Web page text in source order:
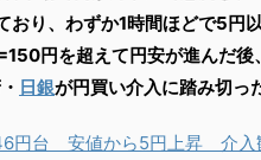
り、わずか1時間ほどで5円以
円を超えて円安が進んだ後
日銀が円買い介入に踏み切っ
円台 安値から5円上昇 介入